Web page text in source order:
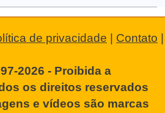
de privacidade | Contato |
2026 - Proibida a
os direitos reservados
e vídeos são marcas